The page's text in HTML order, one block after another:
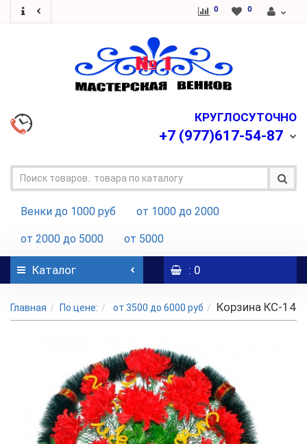
0 0
КРУГЛОСУТОЧНО
+7 (977)617-54-87
Венки до 1000 руб от 1000 до 2000
от 2000 до 5000 от 5000
Каталог : 0
Главная По цене: от 3500 до 6000 руб Корзина КС-14